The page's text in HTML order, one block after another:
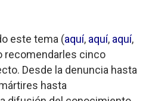
este tema (aquí, aquí, aquí,
recomendarles cinco
Desde la denuncia hasta
hasta